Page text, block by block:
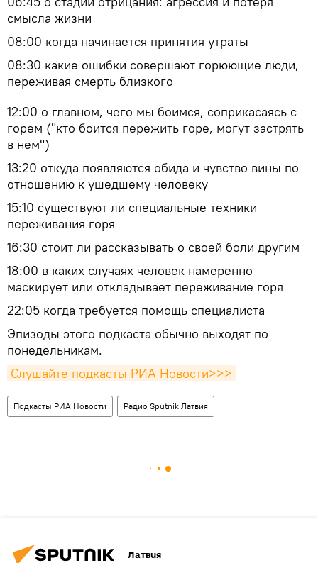
смысла жизни
08:00 когда начинается принятия утраты
08:30 какие ошибки совершают горюющие люди,
переживая смерть близкого
12:00 о главном, чего мы боимся, соприкасаясь с
горем ("кто боится пережить горе, могут застрять
в нем")
13:20 откуда появляются обида и чувство вины по
отношению к ушедшему человеку
15:10 существуют ли специальные техники
переживания горя
16:30 стоит ли рассказывать о своей боли другим
18:00 в каких случаях человек намеренно
маскирует или откладывает переживание горя
22:05 когда требуется помощь специалиста
Эпизоды этого подкаста обычно выходят по
понедельникам.
Слушайте подкасты РИА Новости>>>
Подкасты РИА Новости Радио Sputnik Латвия
Латвия